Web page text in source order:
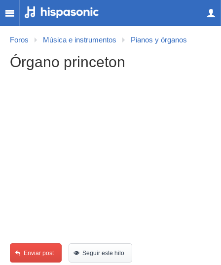
Foros Música e instrumentos Pianos y órganos
Órgano princeton
Enviar post Seguir este hilo